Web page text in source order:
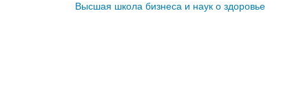
Высшая школа бизнеса и наук о здоровье